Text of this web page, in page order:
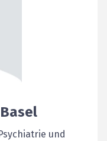
Basel
und